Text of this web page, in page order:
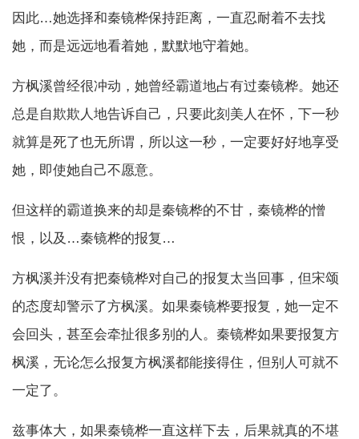
因此…她选择和秦镜桦保持距离，一直忍耐着不去找
她，而是远远地看着她，默默地守着她。
方枫溪曾经很冲动，她曾经霸道地占有过秦镜桦。她还
总是自欺欺人地告诉自己，只要此刻美人在怀，下一秒
就算是死了也无所谓，所以这一秒，一定要好好地享受
她，即使她自己不愿意。
但这样的霸道换来的却是秦镜桦的不甘，秦镜桦的憎
恨，以及…秦镜桦的报复…
方枫溪并没有把秦镜桦对自己的报复太当回事，但宋颂
的态度却警示了方枫溪。如果秦镜桦要报复，她一定不
会回头，甚至会牵扯很多别的人。秦镜桦如果要报复方
枫溪，无论怎么报复方枫溪都能接得住，但别人可就不
一定了。
兹事体大，如果秦镜桦一直这样下去，后果就真的不堪